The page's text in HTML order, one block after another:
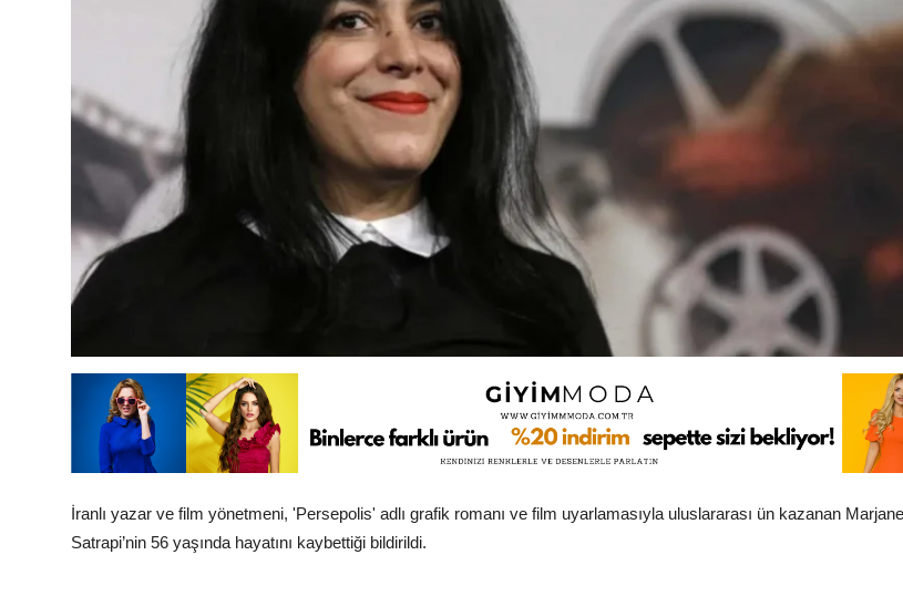
İranlı yazar ve film yönetmeni, 'Persepolis' adlı grafik romanı ve film uyarlamasıyla uluslararası ün kazanan Marjane
Satrapi’nin 56 yaşında hayatını kaybettiği bildirildi.